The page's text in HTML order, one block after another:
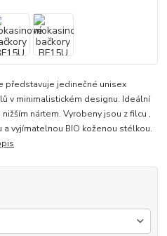
představuje jedinečné unisex
v minimalistickém designu. Ideální
nártem. Vyrobeny jsou z filcu ,
vyjímatelnou BIO koženou stélkou.